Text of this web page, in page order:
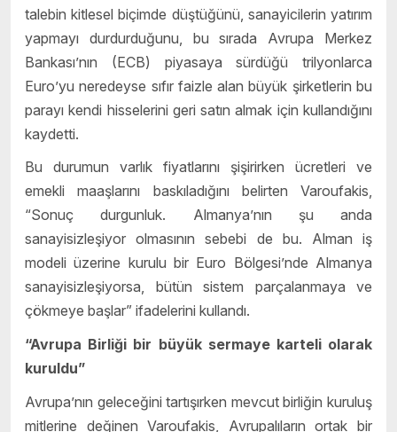
talebin kitlesel biçimde düştüğünü, sanayicilerin yatırım
yapmayı durdurduğunu, bu sırada Avrupa Merkez
Bankası’nın (ECB) piyasaya sürdüğü trilyonlarca
Euro’yu neredeyse sıfır faizle alan büyük şirketlerin bu
parayı kendi hisselerini geri satın almak için kullandığını
kaydetti.
Bu durumun varlık fiyatlarını şişirirken ücretleri ve
emekli maaşlarını baskıladığını belirten Varoufakis,
“Sonuç durgunluk. Almanya’nın şu anda
sanayisizleşiyor olmasının sebebi de bu. Alman iş
modeli üzerine kurulu bir Euro Bölgesi’nde Almanya
sanayisizleşiyorsa, bütün sistem parçalanmaya ve
çökmeye başlar” ifadelerini kullandı.
“Avrupa Birliği bir büyük sermaye karteli olarak
kuruldu”
Avrupa’nın geleceğini tartışırken mevcut birliğin kuruluş
mitlerine değinen Varoufakis, Avrupalıların ortak bir